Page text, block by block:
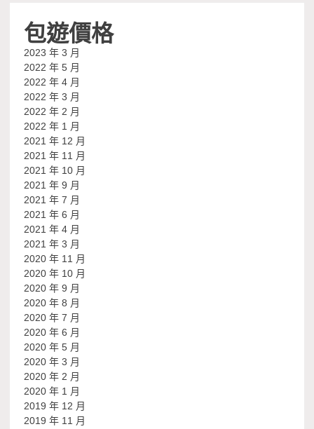
包遊價格
2023 年 3 月
2022 年 5 月
2022 年 4 月
2022 年 3 月
2022 年 2 月
2022 年 1 月
2021 年 12 月
2021 年 11 月
2021 年 10 月
2021 年 9 月
2021 年 7 月
2021 年 6 月
2021 年 4 月
2021 年 3 月
2020 年 11 月
2020 年 10 月
2020 年 9 月
2020 年 8 月
2020 年 7 月
2020 年 6 月
2020 年 5 月
2020 年 3 月
2020 年 2 月
2020 年 1 月
2019 年 12 月
2019 年 11 月